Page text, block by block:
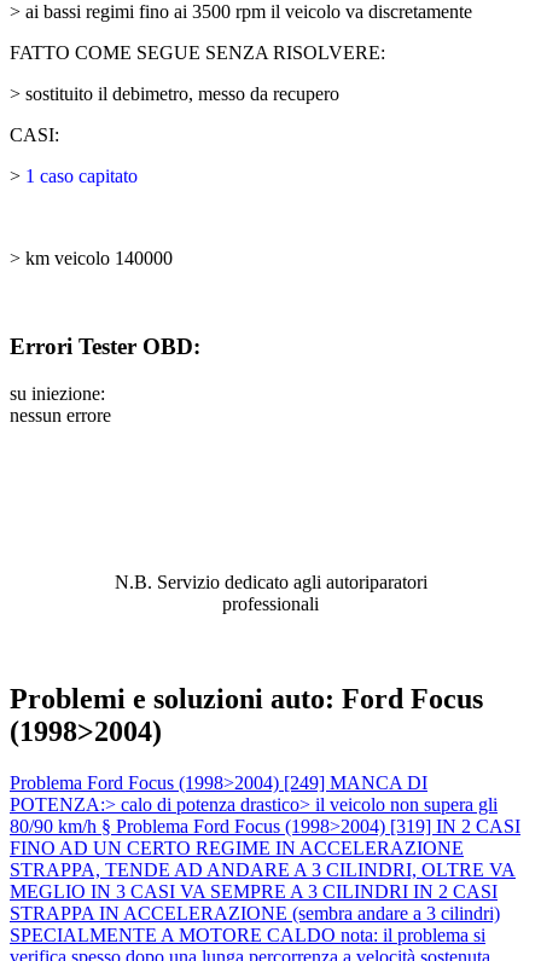
> ai bassi regimi fino ai 3500 rpm il veicolo va discretamente
FATTO COME SEGUE SENZA RISOLVERE:
> sostituito il debimetro, messo da recupero
CASI:
> 1 caso capitato
> km veicolo 140000
Errori Tester OBD:
su iniezione:
nessun errore
N.B. Servizio dedicato agli autoriparatori
professionali
Problemi e soluzioni auto: Ford Focus
(1998>2004)
Problema Ford Focus (1998>2004) [249] MANCA DI
POTENZA:> calo di potenza drastico> il veicolo non supera gli
80/90 km/h § Problema Ford Focus (1998>2004) [319] IN 2 CASI
FINO AD UN CERTO REGIME IN ACCELERAZIONE
STRAPPA, TENDE AD ANDARE A 3 CILINDRI, OLTRE VA
MEGLIO IN 3 CASI VA SEMPRE A 3 CILINDRI IN 2 CASI
STRAPPA IN ACCELERAZIONE (sembra andare a 3 cilindri)
SPECIALMENTE A MOTORE CALDO nota: il problema si
verifica spesso dopo una lunga percorrenza a velocità sostenuta